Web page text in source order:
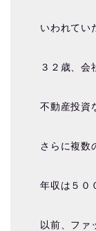
いわれてい
３２歳、会
不動産投資
さらに複数
年収は５０
以前、ファ